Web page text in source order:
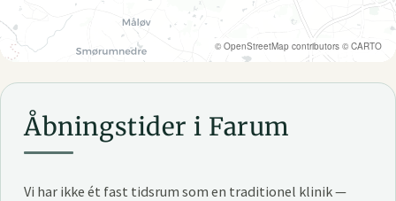
© OpenStreetMap contributors © CARTO
Åbningstider i Farum
Vi har ikke ét fast tidsrum som en traditionel klinik —